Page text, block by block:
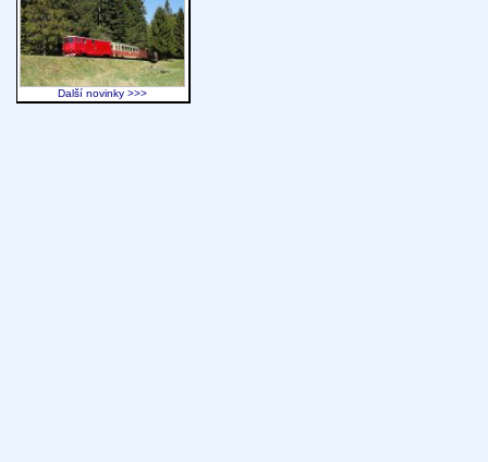
Další novinky >>>